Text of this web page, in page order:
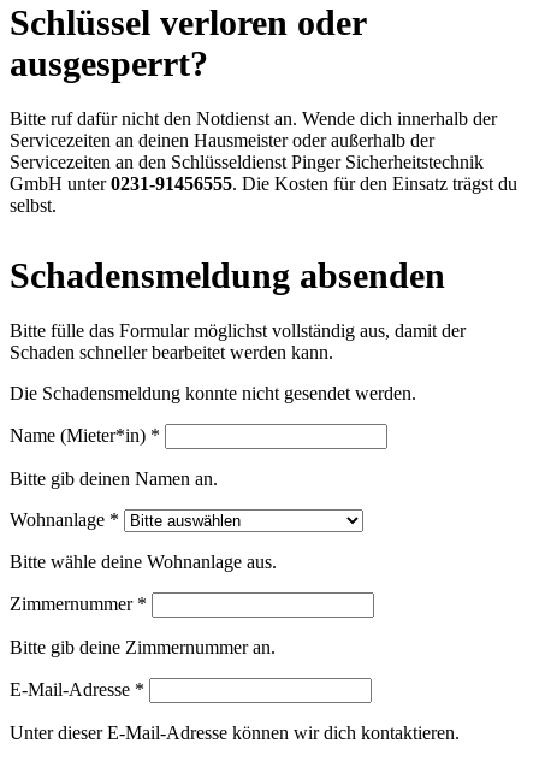
Schlüssel verloren oder
ausgesperrt?
Bitte ruf dafür nicht den Notdienst an. Wende dich innerhalb der
Servicezeiten an deinen Hausmeister oder außerhalb der
Servicezeiten an den Schlüsseldienst Pinger Sicherheitstechnik
GmbH unter0231-91456555. Die Kosten für den Einsatz trägst du
selbst.
Schadensmeldung absenden
Bitte fülle das Formular möglichst vollständig aus, damit der
Schaden schneller bearbeitet werden kann.
Die Schadensmeldung konnte nicht gesendet werden.
Name (Mieter*in) *
Bitte gib deinen Namen an.
Wohnanlage *
Bitte wähle deine Wohnanlage aus.
Zimmernummer *
Bitte gib deine Zimmernummer an.
E-Mail-Adresse *
Unter dieser E-Mail-Adresse können wir dich kontaktieren.